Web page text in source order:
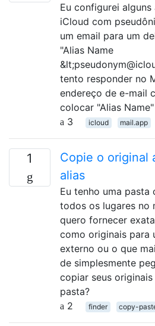
Eu configurei
iCloud com
um email para um
"Alias Name
tento responder no
endereço de e-mail
colocar "Alias
3
icloud mail.app
1
Copie o original
alias
Eu tenho uma pasta
todos os lugares no
quero fornecer
como originais para
externo ou o que
de simplesmente
copiar seus
pasta?
2
finder copy-